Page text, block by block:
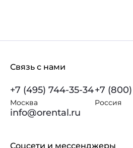
Связь с нами
+7 (495) 744-35-34
Москва
+7
Россия
info@orental.ru
Соцсети и мессенджеры